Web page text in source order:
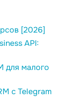
[2026]
API:
для малого
с Telegram